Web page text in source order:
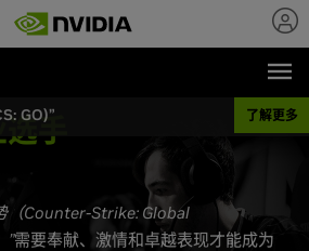
GO)” 了解更多
手
（Counter-Strike: Global
”需要奉献、激情和卓越表现才能成为